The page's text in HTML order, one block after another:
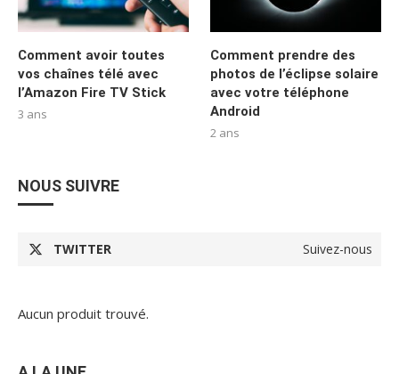
Comment avoir toutes
vos chaînes télé avec
l’Amazon Fire TV Stick
3 ans
Comment prendre des
photos de l’éclipse solaire
avec votre téléphone
Android
2 ans
NOUS SUIVRE
TWITTER Suivez-nous
Aucun produit trouvé.